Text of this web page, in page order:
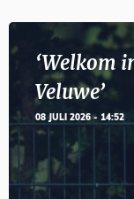
‘Welkom
Veluwe’
08 JULI 2026 - 14:52